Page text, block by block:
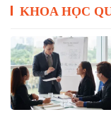
KHOA HỌC